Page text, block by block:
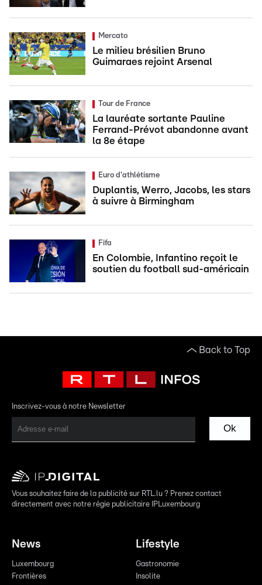
Mercato
Le milieu brésilien Bruno
Guimaraes rejoint Arsenal
Tour de France
La lauréate sortante Pauline
Ferrand-Prévot abandonne avant
la 8e étape
Euro d'athlétisme
Duplantis, Werro, Jacobs, les stars
à suivre à Birmingham
Fifa
En Colombie, Infantino reçoit le
soutien du football sud-américain
Back to Top
Inscrivez-vous à notre Newsletter
Ok
Vous souhaitez faire de la publicité sur RTL.lu ? Prenez contact
directement avec notre régie publicitaire IPLuxembourg
News
Luxembourg
Frontières
Lifestyle
Gastronomie
Insolite